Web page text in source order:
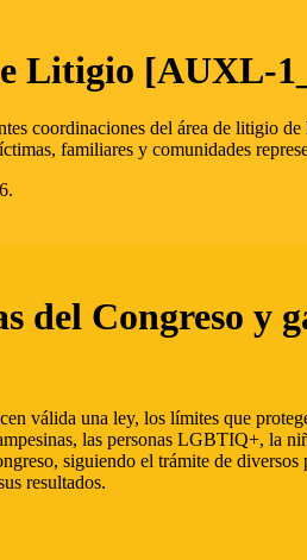
Litigio [AUXL-
coordinaciones del área de litigio
familiares y comunidades
del Congreso y
válida una ley, los límites que
las personas LGBTIQ+, la
siguiendo el trámite de
resultados.